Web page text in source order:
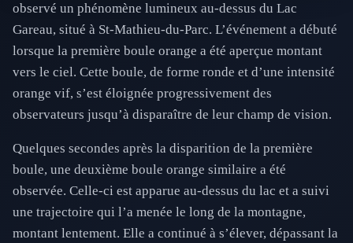
observé un phénomène lumineux au-dessus du Lac
Gareau, situé à St-Mathieu-du-Parc. L’événement a débuté
lorsque la première boule orange a été aperçue montant
vers le ciel. Cette boule, de forme ronde et d’une intensité
orange vif, s’est éloignée progressivement des
observateurs jusqu’à disparaître de leur champ de vision.
Quelques secondes après la disparition de la première
boule, une deuxième boule orange similaire a été
observée. Celle-ci est apparue au-dessus du lac et a suivi
une trajectoire qui l’a menée le long de la montagne,
montant lentement. Elle a continué à s’élever, dépassant la